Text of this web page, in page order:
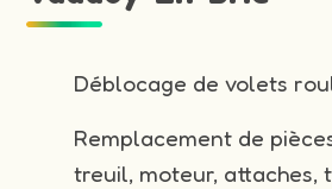
Déblocage de volets
Remplacement de
treuil, moteur, attaches,